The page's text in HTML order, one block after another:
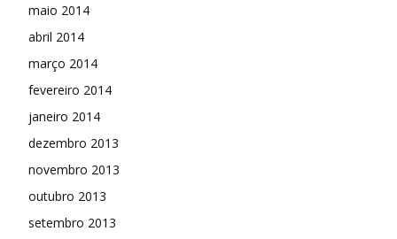
maio 2014
abril 2014
março 2014
fevereiro 2014
janeiro 2014
dezembro 2013
novembro 2013
outubro 2013
setembro 2013